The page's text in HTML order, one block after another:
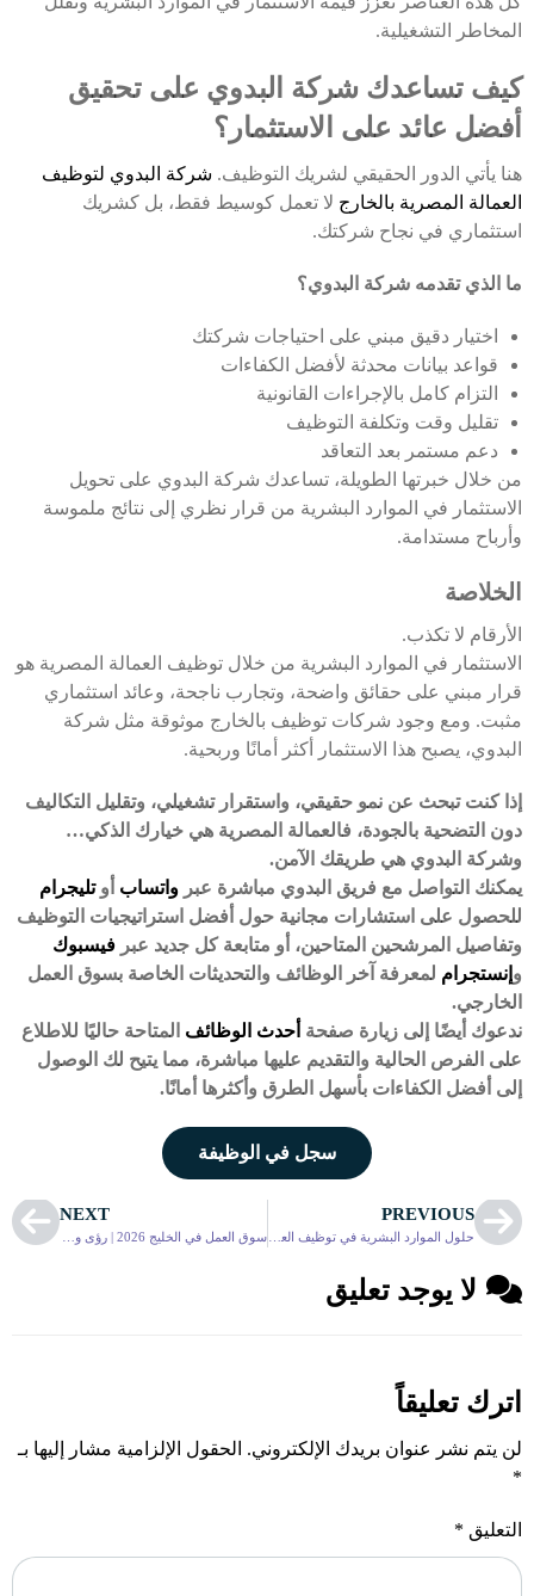
المخاطر التشغيلية.
كيف تساعدك شركة البدوي على تحقيق
أفضل عائد على الاستثمار؟
هنا يأتي الدور الحقيقي لشريك التوظيف. شركة البدوي لتوظيف
العمالة المصرية بالخارج لا تعمل كوسيط فقط، بل كشريك
استثماري في نجاح شركتك.
ما الذي تقدمه شركة البدوي؟
اختيار دقيق مبني على احتياجات شركتك
قواعد بيانات محدثة لأفضل الكفاءات
التزام كامل بالإجراءات القانونية
تقليل وقت وتكلفة التوظيف
دعم مستمر بعد التعاقد
من خلال خبرتها الطويلة، تساعدك شركة البدوي على تحويل
الاستثمار في الموارد البشرية من قرار نظري إلى نتائج ملموسة
وأرباح مستدامة.
الخلاصة
الأرقام لا تكذب.
الاستثمار في الموارد البشرية من خلال توظيف العمالة المصرية هو
قرار مبني على حقائق واضحة، وتجارب ناجحة، وعائد استثماري
مثبت. ومع وجود شركات توظيف بالخارج موثوقة مثل شركة
البدوي، يصبح هذا الاستثمار أكثر أمانًا وربحية.
إذا كنت تبحث عن نمو حقيقي، واستقرار تشغيلي، وتقليل التكاليف
دون التضحية بالجودة، فالعمالة المصرية هي خيارك الذكي…
وشركة البدوي هي طريقك الآمن.
يمكنك التواصل مع فريق البدوي مباشرة عبر واتساب أوتليجرام
للحصول على استشارات مجانية حول أفضل استراتيجيات التوظيف
وتفاصيل المرشحين المتاحين، أو متابعة كل جديد عبر فيسبوك
و إنستجرام لمعرفة آخر الوظائف والتحديثات الخاصة بسوق العمل
الخارجي.
ندعوك أيضًا إلى زيارة صفحة أحدث الوظائف المتاحة حاليًا للاطلاع
على الفرص الحالية والتقديم عليها مباشرة، مما يتيح لك الوصول
إلى أفضل الكفاءات بأسهل الطرق وأكثرها أمانًا.
سجل في الوظيفة
PREVIOUS
NEXT
لا يوجد تعليق
اترك تعليقاً
لن يتم نشر عنوان بريدك الإلكتروني. الحقول الإلزامية مشار إليها بـ
*
التعليق *